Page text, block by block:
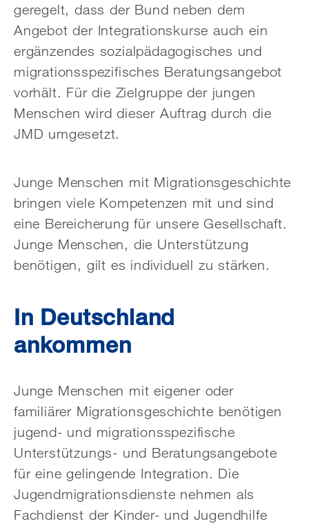
geregelt, dass der Bund neben dem
Angebot der Integrationskurse auch ein
ergänzendes sozialpädagogisches und
migrationsspezifisches Beratungsangebot
vorhält. Für die Zielgruppe der jungen
Menschen wird dieser Auftrag durch die
JMD umgesetzt.
Junge Menschen mit Migrationsgeschichte
bringen viele Kompetenzen mit und sind
eine Bereicherung für unsere Gesellschaft.
Junge Menschen, die Unterstützung
benötigen, gilt es individuell zu stärken.
In Deutschland
ankommen
Junge Menschen mit eigener oder
familiärer Migrationsgeschichte benötigen
jugend- und migrationsspezifische
Unterstützungs- und Beratungsangebote
für eine gelingende Integration. Die
Jugendmigrationsdienste nehmen als
Fachdienst der Kinder- und Jugendhilfe